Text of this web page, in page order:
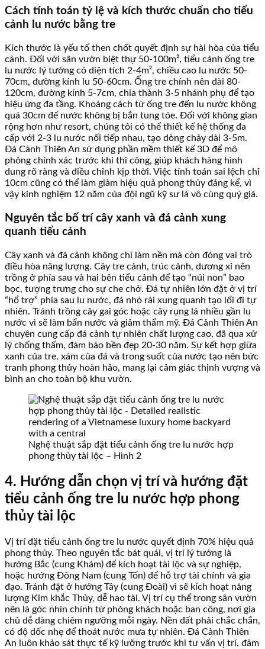
Cách tính toán tỷ lệ và kích thước chuẩn cho tiểu
cảnh lu nước bằng tre
Kích thước là yếu tố then chốt quyết định sự hài hòa của tiểu
cảnh. Đối với sân vườn biệt thự 50-100m², tiểu cảnh ống tre
lu nước lý tưởng có diện tích 2-4m², chiều cao lu nước 50-
70cm, đường kính lu 50-60cm. Ống tre chính nên dài 80-
120cm, đường kính 5-7cm, chia thành 3-5 nhánh phụ để tạo
hiệu ứng đa tầng. Khoảng cách từ ống tre đến lu nước không
quá 30cm để nước không bị bắn tung tóe. Đối với không gian
rộng hơn như resort, chúng tôi có thể thiết kế hệ thống đa
cấp với 2-3 lu nước nối tiếp nhau, tạo dòng chảy dài 3-5m.
Đá Cảnh Thiên An sử dụng phần mềm thiết kế 3D để mô
phỏng chính xác trước khi thi công, giúp khách hàng hình
dung rõ ràng và điều chỉnh kịp thời. Việc tính toán sai lệch chỉ
10cm cũng có thể làm giảm hiệu quả phong thủy đáng kể, vì
vậy kinh nghiệm 12 năm của đội ngũ kỹ sư là vô cùng quý giá.
Nguyên tắc bố trí cây xanh và đá cảnh xung
quanh tiểu cảnh
Cây xanh và đá cảnh không chỉ làm nền mà còn đóng vai trò
điều hòa năng lượng. Cây tre cảnh, trúc cảnh, dương xỉ nên
trồng ở phía sau và hai bên tiểu cảnh để tạo “núi non” bao
bọc, tượng trưng cho sự che chở. Đá tự nhiên lớn đặt ở vị trí
“hổ trợ” phía sau lu nước, đá nhỏ rải xung quanh tạo lối đi tự
nhiên. Tránh trồng cây gai góc hoặc cây rụng lá nhiều gần lu
nước vì sẽ làm bẩn nước và giảm thẩm mỹ. Đá Cảnh Thiên An
chuyên cung cấp đá cảnh tự nhiên chất lượng cao, đã qua xử
lý chống thấm, đảm bảo bền đẹp 20-30 năm. Sự kết hợp giữa
xanh của tre, xám của đá và trong suốt của nước tạo nên bức
tranh phong thủy hoàn hảo, mang lại cảm giác thịnh vượng và
bình an cho toàn bộ khu vườn.
Nghệ thuật sắp đặt tiểu cảnh ống tre lu nước hợp
phong thủy tài lộc – Hình 2
4. Hướng dẫn chọn vị trí và hướng đặt
tiểu cảnh ống tre lu nước hợp phong
thủy tài lộc
Vị trí đặt tiểu cảnh ống tre lu nước quyết định 70% hiệu quả
phong thủy. Theo nguyên tắc bát quái, vị trí lý tưởng là
hướng Bắc (cung Khảm) để kích hoạt tài lộc và sự nghiệp,
hoặc hướng Đông Nam (cung Tốn) để hỗ trợ tài chính và gia
đạo. Tránh đặt ở hướng Tây (cung Đoài) vì sẽ kích hoạt năng
lượng Kim khắc Thủy, dễ hao tài. Vị trí cụ thể trong sân vườn
nên là góc nhìn chính từ phòng khách hoặc ban công, nơi gia
chủ dễ dàng chiêm ngưỡng mỗi ngày. Nền đất phải chắc chắn,
có độ dốc nhẹ để thoát nước mưa tự nhiên. Đá Cảnh Thiên
An luôn khảo sát thực tế kỹ lưỡng trước khi tư vấn vị trí, đảm